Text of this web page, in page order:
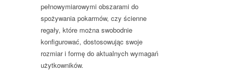
pełnowymiarowymi obszarami do
spożywania pokarmów, czy ścienne
regały, które można swobodnie
konfigurować, dostosowując swoje
rozmiar i formę do aktualnych wymagań
użytkowników.